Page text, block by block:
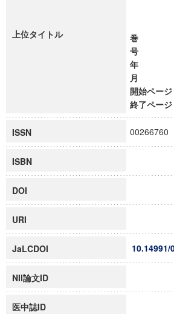
上位タイトル 巻
号
年
月
開始ページ
終了ページ
ISSN 00266760
ISBN
DOI
URI
JaLCDOI 10.14991/
NII論文ID
医中誌ID